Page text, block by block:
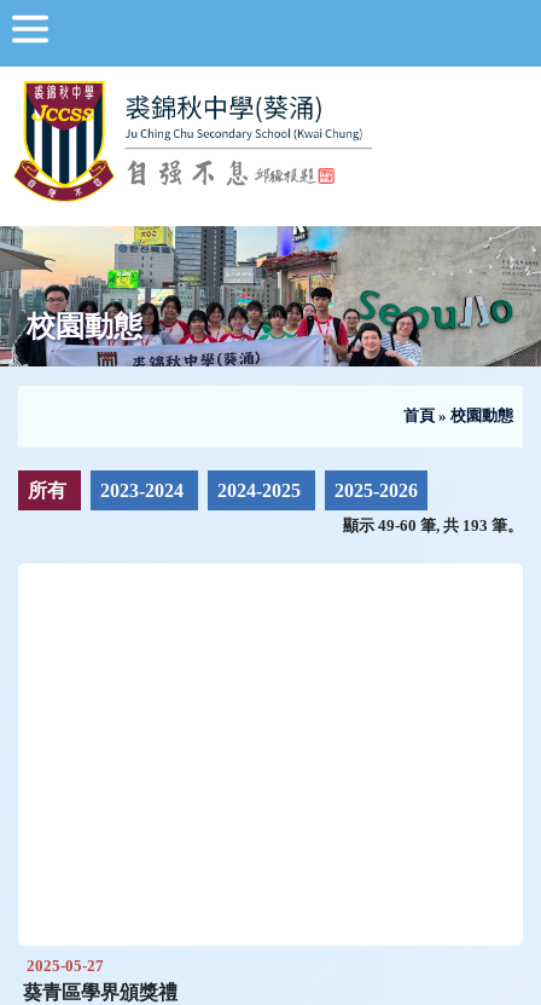
校園動態
首頁 » 校園動態
所有 2023-2024 2024-2025 2025-2026
顯示 49-60 筆, 共 193 筆。
2025-05-27
葵青區學界頒獎禮